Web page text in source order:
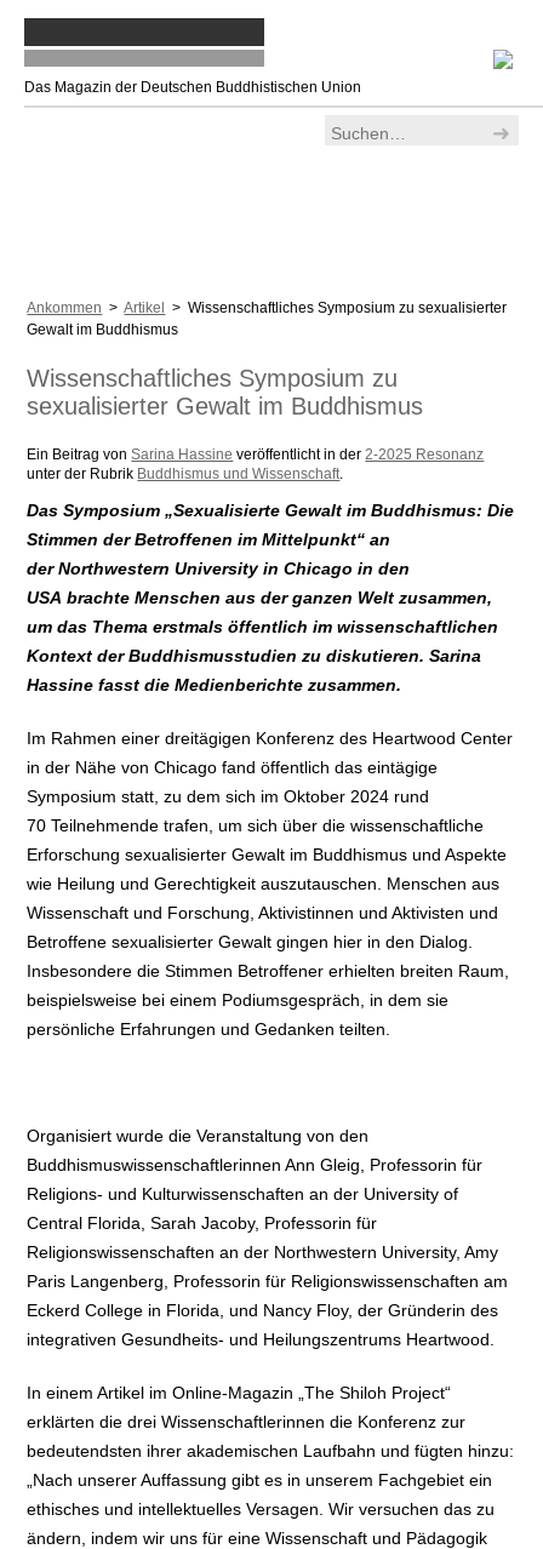
Das Magazin der Deutschen Buddhistischen Union
Ankommen >Artikel > Wissenschaftliches Symposium zu sexualisierter
Gewalt im Buddhismus
Wissenschaftliches Symposium zu
sexualisierter Gewalt im Buddhismus
Ein Beitrag vonSarina Hassine veröffentlicht in der 2-2025 Resonanz
unter der Rubrik Buddhismus und Wissenschaft
Das Symposium „Sexualisierte Gewalt im Buddhismus: Die
Stimmen der Betroffenen im Mittelpunkt“ an
der Northwestern University in Chicago in den
USA brachte Menschen aus der ganzen Welt zusammen,
um das Thema erstmals öffentlich im wissenschaftlichen
Kontext der Buddhismusstudien zu diskutieren. Sarina
Hassine fasst die Medienberichte zusammen.
Im Rahmen einer dreitägigen Konferenz des Heartwood Center
in der Nähe von Chicago fand öffentlich das eintägige
Symposium statt, zu dem sich im Oktober 2024 rund
70 Teilnehmende trafen, um sich über die wissenschaftliche
Erforschung sexualisierter Gewalt im Buddhismus und Aspekte
wie Heilung und Gerechtigkeit auszutauschen. Menschen aus
Wissenschaft und Forschung, Aktivistinnen und Aktivisten und
Betroffene sexualisierter Gewalt gingen hier in den Dialog.
Insbesondere die Stimmen Betroffener erhielten breiten Raum,
beispielsweise bei einem Podiumsgespräch, in dem sie
persönliche Erfahrungen und Gedanken teilten.
Organisiert wurde die Veranstaltung von den
Buddhismuswissenschaftlerinnen Ann Gleig, Professorin für
Religions- und Kulturwissenschaften an der University of
Central Florida, Sarah Jacoby, Professorin für
Religionswissenschaften an der Northwestern University, Amy
Paris Langenberg, Professorin für Religionswissenschaften am
Eckerd College in Florida, und Nancy Floy, der Gründerin des
integrativen Gesundheits- und Heilungszentrums Heartwood.
In einem Artikel im Online-Magazin „The Shiloh Project“
erklärten die drei Wissenschaftlerinnen die Konferenz zur
bedeutendsten ihrer akademischen Laufbahn und fügten hinzu:
„Nach unserer Auffassung gibt es in unserem Fachgebiet ein
ethisches und intellektuelles Versagen. Wir versuchen das zu
ändern, indem wir uns für eine Wissenschaft und Pädagogik